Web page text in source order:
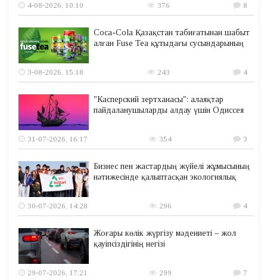
4-08-2026, 10:10
376 8
Coca-Cola Қазақстан табиғатынан шабыт
алған Fuse Tea құтыдағы сусындарының
3-08-2026, 15:18 243 4
"Касперский зертханасы": алаяқтар
пайдаланушыларды алдау үшін Одиссея
31-07-2026, 16:17 354 3
Бизнес пен жастардың жүйелі жұмысының
нәтижесінде қалыптасқан экологиялық
30-07-2026, 14:28 296 4
Жоғары көлік жүргізу мәдениеті – жол
қауіпсіздігінің негізі
29-07-2026, 17:21 299 7